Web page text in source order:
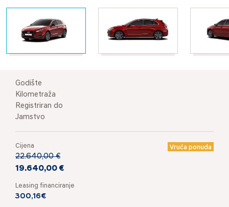
Godište
Kilometraža
Registriran do
Jamstvo
Cijena Vruća ponuda
22.640,00 €
19.640,00 €
Leasing financiranje
300,16€